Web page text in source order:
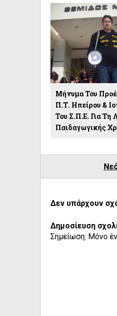
Μήνυμα Του
Π.Τ. Ηπείρου &
Του Σ.Π.Ε. Για Τη
Παιδαγωγικής
Δεν υπάρχουν
Δημοσίευση
Σημείωση: Μόνο